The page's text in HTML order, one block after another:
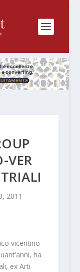
VER
2011
vicentino
ha
ex Arti